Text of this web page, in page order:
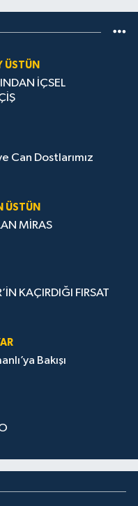
ÜSTÜN
İÇSEL
Can Dostlarımız
ÜSTÜN
MİRAS
KAÇIRDIĞI FIRSAT
Bakışı